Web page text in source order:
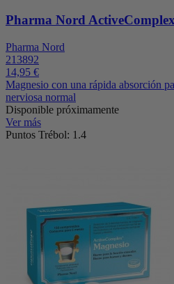
Pharma Nord
Pharma Nord
213892
14,95 €
Magnesio con una rápida absorción
nerviosa normal
Disponible próximamente
Ver más
Puntos Trébol: 1.4